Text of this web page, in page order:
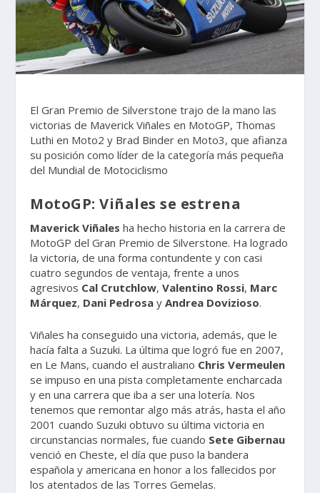
El Gran Premio de Silverstone trajo de la mano las
victorias de Maverick Viñales en MotoGP, Thomas
Luthi en Moto2 y Brad Binder en Moto3, que afianza
su posición como líder de la categoría más pequeña
del Mundial de Motociclismo
MotoGP: Viñales se estrena
Maverick Viñales ha hecho historia en la carrera de
MotoGP del Gran Premio de Silverstone. Ha logrado
la victoria, de una forma contundente y con casi
cuatro segundos de ventaja, frente a unos
agresivos Cal Crutchlow,Valentino Rossi, Marc
Márquez, Dani Pedrosa yAndrea Dovizioso.
Viñales ha conseguido una victoria, además, que le
hacía falta a Suzuki. La última que logró fue en 2007,
en Le Mans, cuando el australiano Chris Vermeulen
se impuso en una pista completamente encharcada
y en una carrera que iba a ser una lotería. Nos
tenemos que remontar algo más atrás, hasta el año
2001 cuando Suzuki obtuvo su última victoria en
circunstancias normales, fue cuando Sete Gibernau
venció en Cheste, el día que puso la bandera
española y americana en honor a los fallecidos por
los atentados de las Torres Gemelas.